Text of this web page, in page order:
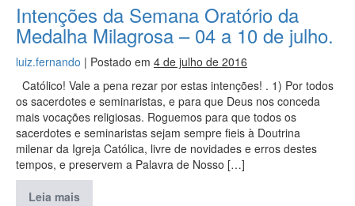
Intenções da Semana Oratório da
Medalha Milagrosa – 04 a 10 de julho.
luiz.fernando | Postado em 4 de julho de 2016
Católico! Vale a pena rezar por estas intenções! . 1) Por todos
os sacerdotes e seminaristas, e para que Deus nos conceda
mais vocações religiosas. Roguemos para que todos os
sacerdotes e seminaristas sejam sempre fieis à Doutrina
milenar da Igreja Católica, livre de novidades e erros destes
tempos, e preservem a Palavra de Nosso […]
Leia mais